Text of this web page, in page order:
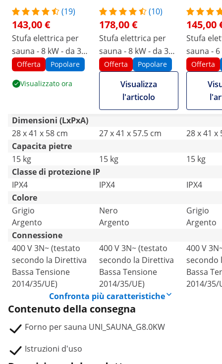
(19)
143,00 €
Stufa elettrica per
sauna - 8 kW - da 30
a 110 °C
Offerta Popolare
Visualizzato ora
(10)
178,00 €
Stufa elettrica per
sauna - 8 kW - da 30
a 110 °C - controller
incluso
Offerta Popolare
Visualizza
l'articolo
145,00
Stufa
sauna - 6
a 110 °C
Offerta
Dimensioni (LxPxA)
28 x 41 x 58 cm
27 x 41 x 57.5 cm
28 x 41 x
Capacita pietre
15 kg
15 kg
15 kg
Classe di protezione IP
IPX4
IPX4
IPX4
Colore
Grigio
Argento
Nero
Argento
Grigio
Argento
Connessione
400 V 3N~ (testato
secondo la Direttiva
Bassa Tensione
2014/35/UE)
400 V 3N~ (testato
secondo la Direttiva
Bassa Tensione
2014/35/UE)
400 V
secondo
Bassa
2014/35/
Confronta più caratteristiche
Contenuto della consegna
Forno per sauna UNI_SAUNA_G8.0KW
Istruzioni d'uso